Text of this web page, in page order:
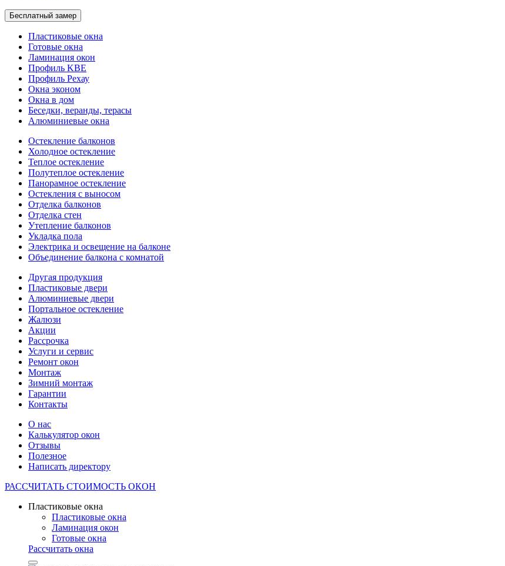
Бесплатный замер
Пластиковые окна
Готовые окна
Ламинация окон
Профиль KBE
Профиль Рехау
Окна эконом
Окна в дом
Беседки, веранды, терасы
Алюминиевые окна
Остекление балконов
Холодное остекление
Теплое остекление
Полутеплое остекление
Панорамное остекление
Остекления с выносом
Отделка балконов
Отделка стен
Утепление балконов
Укладка пола
Электрика и освещение на балконе
Объединение балкона с комнатой
Другая продукция
Пластиковые двери
Алюминиевые двери
Портальное остекление
Жалюзи
Акции
Рассрочка
Услуги и сервис
Ремонт окон
Монтаж
Зимний монтаж
Гарантии
Контакты
О нас
Калькулятор окон
Отзывы
Полезное
Написать директору
РАССЧИТАТЬ СТОИМОСТЬ ОКОН
Пластиковые окна
Пластиковые окна
Ламинация окон
Готовые окна
Рассчитать окна